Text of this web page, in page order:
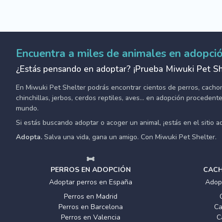
Encuentra a miles de animales en
¿Estás pensando en adoptar? ¡Prueba Miwuki Pet
En Miwuki Pet Shelter podrás encontrar cientos de perros,
chinchillas, jerbos, cerdos reptiles, aves... en adopción
mundo.
Si estás buscando adoptar o acoger un animal, ¡estás en el sitio
Adopta. Salva una vida, gana un amigo. Con Miwuki Pet Shelter.
PERROS EN ADOPCIÓN
Adoptar perros en España
Perros en Madrid
Perros en Barcelona
Perros en Valencia